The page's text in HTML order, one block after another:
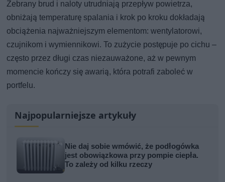
Zebrany brud i naloty utrudniają przepływ powietrza,
obniżają temperaturę spalania i krok po kroku dokładają
obciążenia najważniejszym elementom: wentylatorowi,
czujnikom i wymiennikowi. To zużycie postępuje po cichu –
często przez długi czas niezauważone, aż w pewnym
momencie kończy się awarią, która potrafi zaboleć w
portfelu.
Najpopularniejsze artykuły
Nie daj sobie wmówić, że podłogówka
jest obowiązkowa przy pompie ciepła.
To zależy od kilku rzeczy